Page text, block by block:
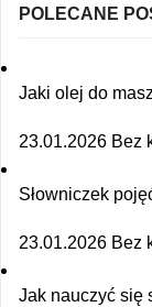
POLECANE
Jaki olej do
23.01.2026 Bez
Słowniczek
23.01.2026 Bez
Jak nauczyć się